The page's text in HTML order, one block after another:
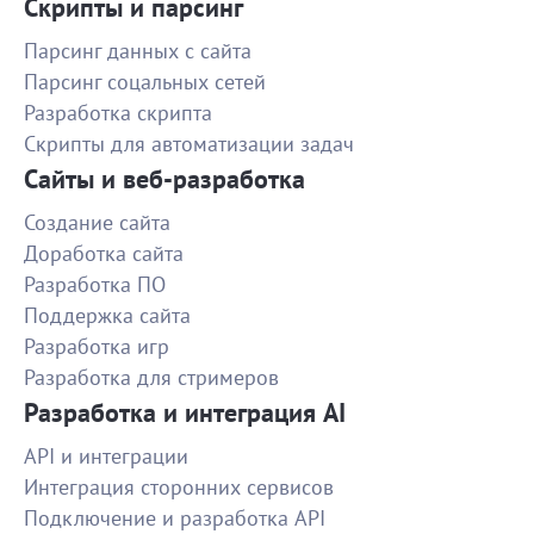
исполнителя.
Поправка CSS для сайта на Wordpress
Работа сделаны быстро и качественно - рекомендую!
820
Тайный покупатель для магазина авто
Спасибо, все хорошо!
Сбор инфы о разрабах приложений
Супер! Все качественно и очень быстро! Всем
рекомендую сотрудничать!
1000
Передача посылки курьером 18.11
Скрипты и парсинг
Парсинг данных с сайта
Парсинг соцальных сетей
Разработка скрипта
Скрипты для автоматизации задач
Сайты и веб-разработка
Создание сайта
Доработка сайта
Разработка ПО
Поддержка сайта
Разработка игр
Разработка для стримеров
Разработка и интеграция AI
API и интеграции
Интеграция сторонних сервисов
Подключение и разработка API